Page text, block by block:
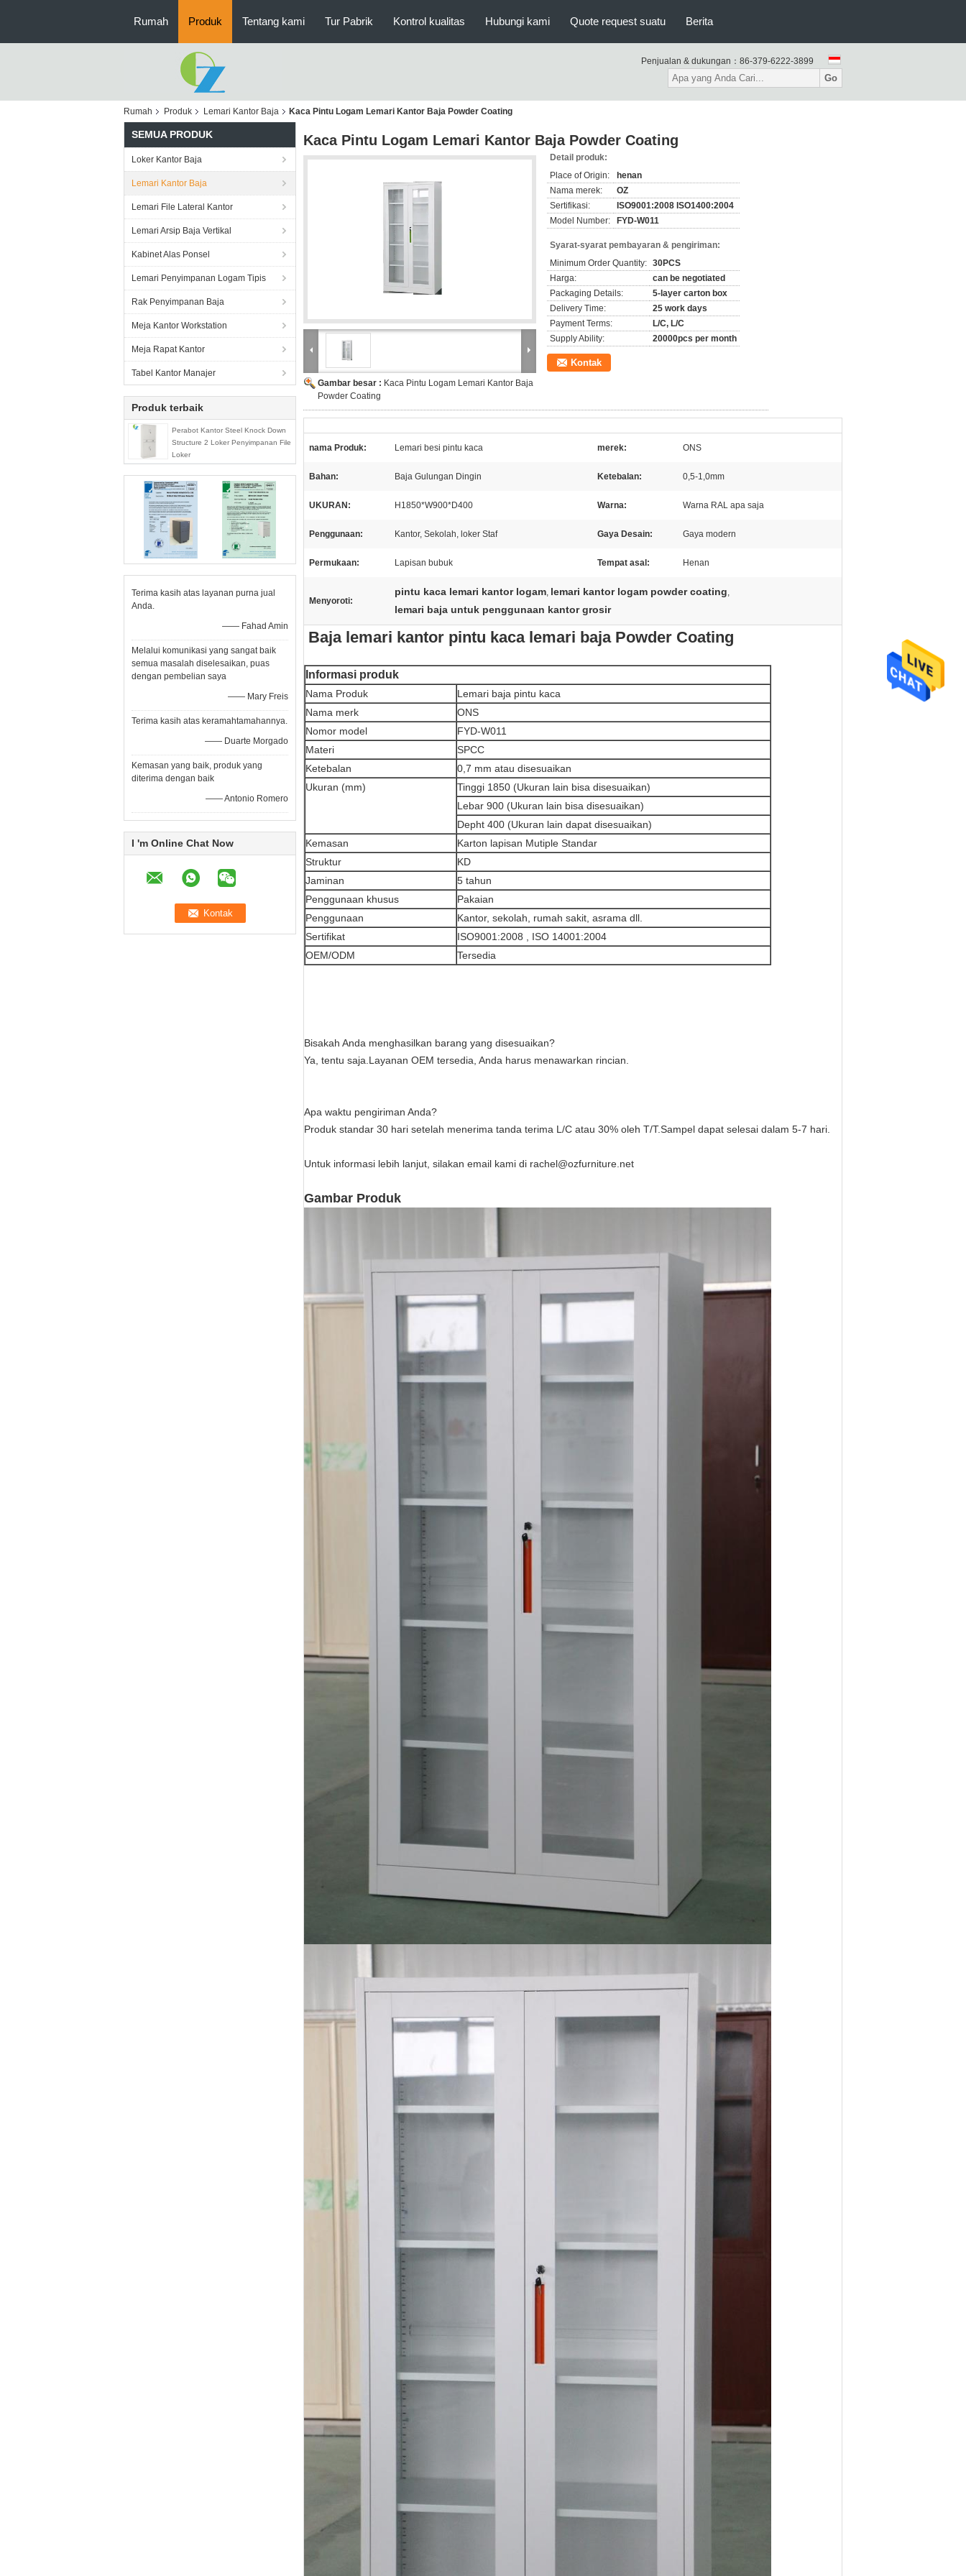
Rumah Produk Tentang kami Tur Pabrik Kontrol kualitas Hubungi kami Quote request suatu Berita
Penjualan & dukungan： 86-379-6222-3899
Go
Rumah Produk Lemari Kantor Baja Kaca Pintu Logam Lemari Kantor Baja Powder Coating
SEMUA PRODUK
Loker Kantor Baja
Lemari Kantor Baja
Lemari File Lateral Kantor
Lemari Arsip Baja Vertikal
Kabinet Alas Ponsel
Lemari Penyimpanan Logam Tipis
Rak Penyimpanan Baja
Meja Kantor Workstation
Meja Rapat Kantor
Tabel Kantor Manajer
Produk terbaik
Perabot Kantor Steel Knock Down
Structure 2 Loker Penyimpanan File
Loker
Terima kasih atas layanan purna jual
Anda.
—— Fahad Amin
Melalui komunikasi yang sangat baik
semua masalah diselesaikan, puas
dengan pembelian saya
—— Mary Freis
Terima kasih atas keramahtamahannya.
—— Duarte Morgado
Kemasan yang baik, produk yang
diterima dengan baik
—— Antonio Romero
I 'm Online Chat Now
Kaca Pintu Logam Lemari Kantor Baja Powder Coating
Gambar besar : Kaca Pintu Logam Lemari Kantor Baja
Powder Coating
Detail produk:
Place of Origin:
henan
Nama merek:
OZ
Sertifikasi:
ISO9001:2008 ISO1400:2004
Model Number:
FYD-W011
Syarat-syarat pembayaran & pengiriman:
Minimum Order Quantity: 30PCS
Harga:
can be negotiated
Packaging Details:
5-layer carton box
Delivery Time:
25 work days
Payment Terms:
L/C, L/C
Supply Ability:
20000pcs per month
Kontak
nama Produk: Lemari besi pintu kaca merek: ONS
Bahan: Baja Gulungan Dingin Ketebalan: 0,5-1,0mm
UKURAN: H1850*W900*D400 Warna: Warna RAL apa saja
Penggunaan: Kantor, Sekolah, loker Staf Gaya Desain: Gaya modern
Permukaan: Lapisan bubuk Tempat asal: Henan
Menyoroti:
pintu kaca lemari kantor logam, lemari kantor logam powder coating,
lemari baja untuk penggunaan kantor grosir
Baja lemari kantor pintu kaca lemari baja Powder Coating
Informasi produk
Nama Produk
Lemari baja pintu kaca
Nama merk
ONS
Nomor model
FYD-W011
Materi
SPCC
Ketebalan
0,7 mm atau disesuaikan
Ukuran (mm)
Tinggi 1850 (Ukuran lain bisa disesuaikan)
Lebar 900 (Ukuran lain bisa disesuaikan)
Depht 400 (Ukuran lain dapat disesuaikan)
Kemasan
Karton lapisan Mutiple Standar
Struktur
KD
Jaminan
5 tahun
Penggunaan khusus
Pakaian
Penggunaan
Kantor, sekolah, rumah sakit, asrama dll.
Sertifikat
ISO9001:2008 , ISO 14001:2004
OEM/ODM
Tersedia
Bisakah Anda menghasilkan barang yang disesuaikan?
Ya, tentu saja.Layanan OEM tersedia, Anda harus menawarkan rincian.
Apa waktu pengiriman Anda?
Produk standar 30 hari setelah menerima tanda terima L/C atau 30% oleh T/T.Sampel dapat selesai dalam 5-7 hari.
Untuk informasi lebih lanjut, silakan email kami di rachel@ozfurniture.net
Gambar Produk